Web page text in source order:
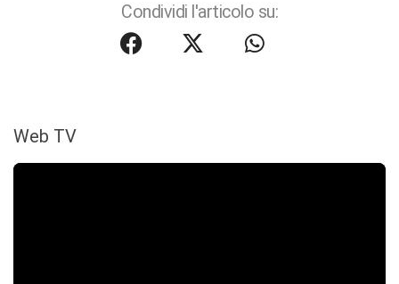
Condividi l'articolo su:
Web TV